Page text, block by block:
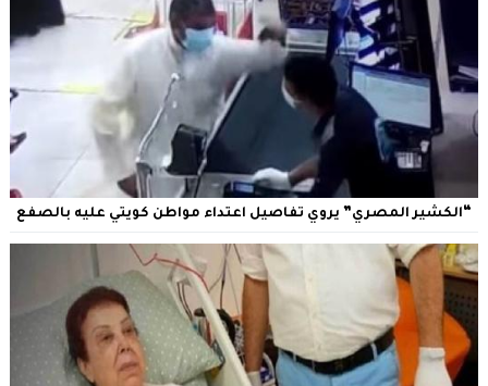
“الكشير المصري” يروي تفاصيل اعتداء مواطن كويتي عليه بالصفع